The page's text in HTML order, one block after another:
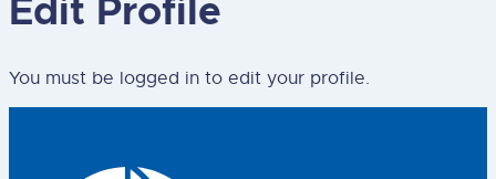
Edit Profile
You must be logged in to edit your profile.